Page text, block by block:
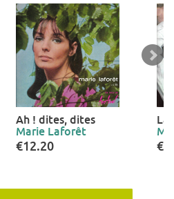
Ah ! dites, dites
Marie Laforêt
€12.20
La